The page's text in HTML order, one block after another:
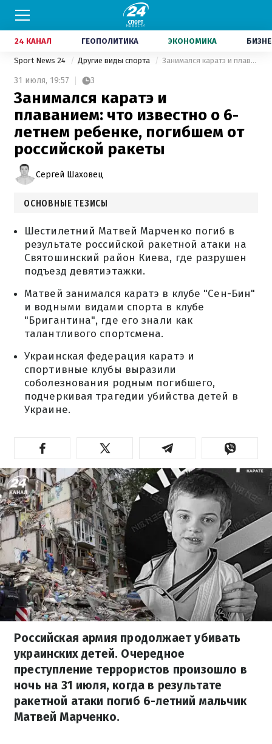
24 КАНАЛ ГЕОПОЛИТИКА ЭКОНОМИКА
Sport News 24 Другие виды спорта Занимался каратэ и плаванием: что известно о 6-летнем ребенке, погибшем от российской ракеты
31 июля, 19:57 3
Занимался каратэ и
плаванием: что известно о 6-
летнем ребенке, погибшем от
российской ракеты
Сергей Шаховец
ОСНОВНЫЕ ТЕЗИСЫ
Шестилетний Матвей Марченко погиб в
результате российской ракетной атаки на
Святошинский район Киева, где разрушен
подъезд девятиэтажки.
Матвей занимался каратэ в клубе "Сен-Бин"
и водными видами спорта в клубе
"Бригантина", где его знали как
талантливого спортсмена.
Украинская федерация каратэ и
спортивные клубы выразили
соболезнования родным погибшего,
подчеркивая трагедии убийства детей в
Украине.
Российская армия продолжает убивать
украинских детей. Очередное
преступление террористов произошло в
ночь на 31 июля, когда в результате
ракетной атаки погиб 6-летний мальчик
Матвей Марченко.